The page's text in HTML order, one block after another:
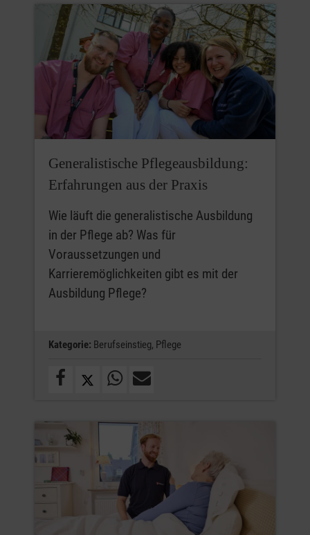
Generalistische Pflegeausbildung:
Erfahrungen aus der Praxis
Wie läuft die generalistische Ausbildung
in der Pflege ab? Was für
Voraussetzungen und
Karrieremöglichkeiten gibt es mit der
Ausbildung Pflege?
Kategorie: Berufseinstieg, Pflege